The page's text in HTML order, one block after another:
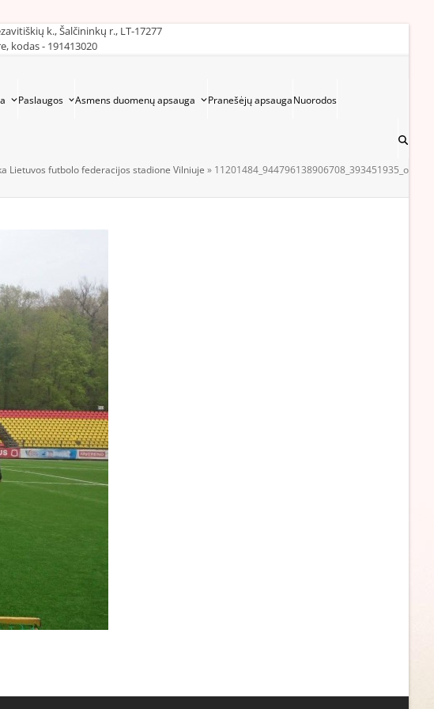
k., Šalčininkų r., LT-17277
kodas - 191413020
Paslaugos Asmens duomenų apsauga Pranešėjų apsaugaNuorodos
Lietuvos futbolo federacijos stadione Vilniuje » 11201484_944796138906708_393451935_o